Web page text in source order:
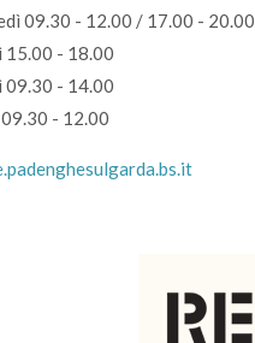
09.30 - 12.00 / 17.00 - 20.00
15.00 - 18.00
09.30 - 14.00
- 12.00